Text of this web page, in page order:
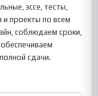
эссе, тесты,
и проекты по всем
соблюдаем сроки,
сдачи.